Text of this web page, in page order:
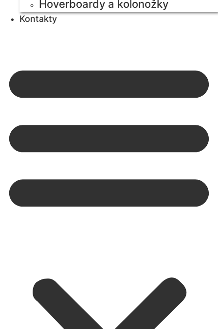
Hoverboardy a kolonožky
Kontakty